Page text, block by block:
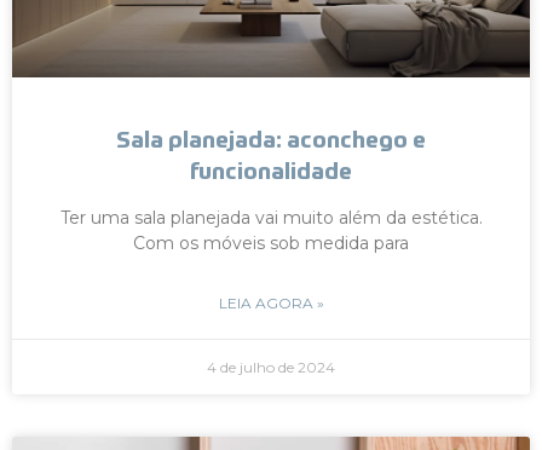
Sala planejada: aconchego e
funcionalidade
Ter uma sala planejada vai muito além da estética.
Com os móveis sob medida para
LEIA AGORA »
4 de julho de 2024